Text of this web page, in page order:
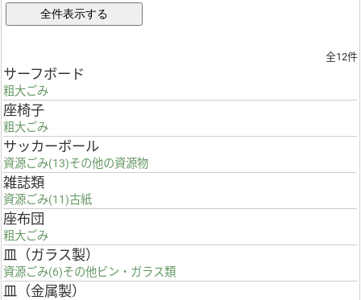
全12件
サーフボード
粗大ごみ
座椅子
粗大ごみ
サッカーボール
資源ごみ(13)その他の資源物
雑誌類
資源ごみ(11)古紙
座布団
粗大ごみ
皿（ガラス製）
資源ごみ(6)その他ビン・ガラス類
皿（金属製）